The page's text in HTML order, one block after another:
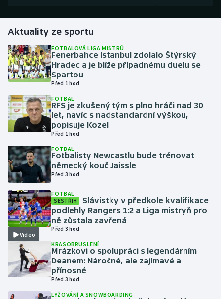
Golf
Gymnastika
Házená
Jezdectví
Judo
Krasobruslení
Lezení
Lyže a snowboard
Moderní pětiboj
Motorsport
Olympijské hry
Parasport
Aktuality ze sportu
FOTBALOVÁ LIGA MISTRŮ
Fenerbahce Istanbul zdolalo Štýrský
Hradec a je blíže případnému duelu se
Spartou
Před 1 hod
FOTBAL
RFS je zkušený tým s plno hráči nad 30
let, navíc s nadstandardní výškou,
popisuje Kozel
Před 1 hod
FOTBAL
Fotbalisty Newcastlu bude trénovat
německý kouč Jaissle
Před 3 hod
Video
FOTBAL
SESTŘIH
Slávistky v předkole kvalifikace
podlehly Rangers 1:2 a Liga mistryň pro
ně zůstala zavřená
Před 3 hod
KRASOBRUSLENÍ
Mrázkovi o spolupráci s legendárním
Deanem: Náročné, ale zajímavé a
přínosné
Před 3 hod
LYŽOVÁNÍ A SNOWBOARDING